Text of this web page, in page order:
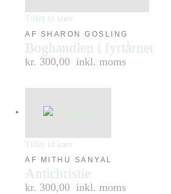
Tilføj til kurv
AF SHARON GOSLING
Boghandlen i fyrtårnet
kr. 300,00 inkl. moms
Tilføj til kurv
AF MITHU SANYAL
Antichristie
kr. 300,00 inkl. moms